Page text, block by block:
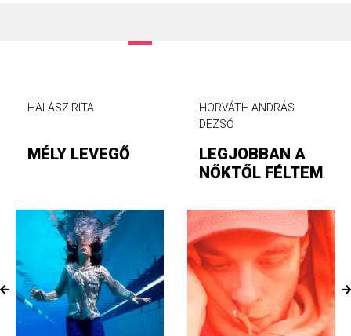
HALÁSZ RITA
MÉLY LEVEGŐ
HORVÁTH ANDRÁS
DEZSŐ
LEGJOBBAN A
NŐKTŐL FÉLTEM